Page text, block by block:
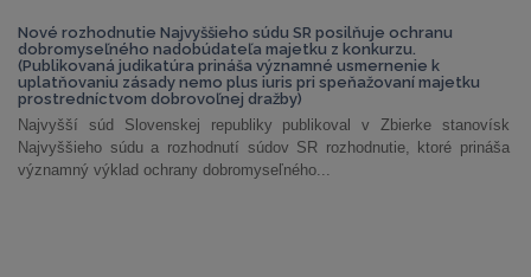
Nové rozhodnutie Najvyššieho súdu SR posilňuje ochranu
dobromyseľného nadobúdateľa majetku z konkurzu.
(Publikovaná judikatúra prináša významné usmernenie k
uplatňovaniu zásady nemo plus iuris pri speňažovaní majetku
prostredníctvom dobrovoľnej dražby)
Najvyšší súd Slovenskej republiky publikoval v Zbierke stanovísk
Najvyššieho súdu a rozhodnutí súdov SR rozhodnutie, ktoré prináša
významný výklad ochrany dobromyseľného...